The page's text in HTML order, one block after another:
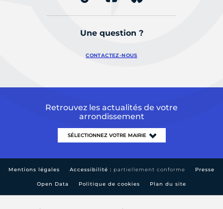
Une question ?
CONTACTEZ-NOUS
Retrouvez les actualités de votre
arrondissement
Mentions légales Accessibilité : partiellement conforme Presse
Open Data Politique de cookies Plan du site